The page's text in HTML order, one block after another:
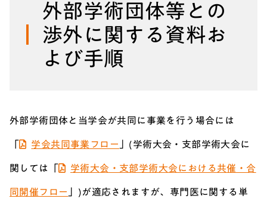
外部学術団体等との
渉外に関する資料お
よび手順
外部学術団体と当学会が共同に事業を行う場合には
学会共同事業フロー 」(学術大会・支部学術大会に
関しては「 学術大会・支部学術大会における共催・合
同開催フロー 」)が適応されますが、専門医に関する単